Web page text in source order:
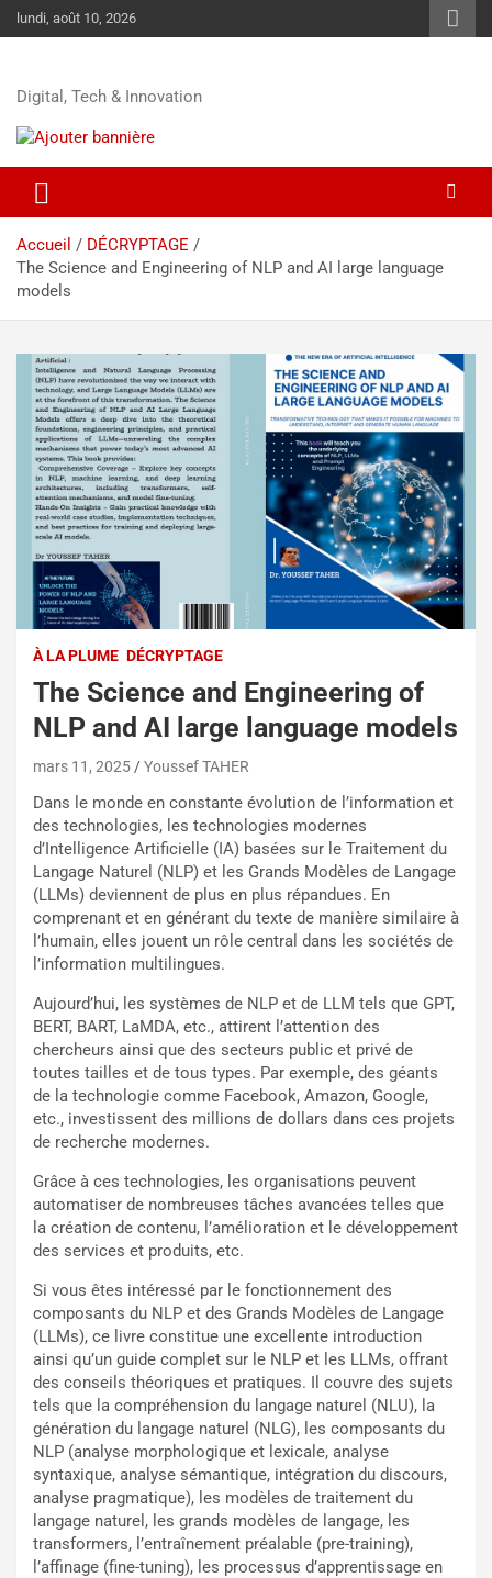
lundi, août 10, 2026
Digital, Tech & Innovation
Accueil
DÉCRYPTAGE
The Science and Engineering of NLP and AI large language
models
À LA PLUME DÉCRYPTAGE
The Science and Engineering of
NLP and AI large language models
mars 11, 2025 Youssef TAHER
Dans le monde en constante évolution de l’information et
des technologies, les technologies modernes
d’Intelligence Artificielle (IA) basées sur le Traitement du
Langage Naturel (NLP) et les Grands Modèles de Langage
(LLMs) deviennent de plus en plus répandues. En
comprenant et en générant du texte de manière similaire à
l’humain, elles jouent un rôle central dans les sociétés de
l’information multilingues.
Aujourd’hui, les systèmes de NLP et de LLM tels que GPT,
BERT, BART, LaMDA, etc., attirent l’attention des
chercheurs ainsi que des secteurs public et privé de
toutes tailles et de tous types. Par exemple, des géants
de la technologie comme Facebook, Amazon, Google,
etc., investissent des millions de dollars dans ces projets
de recherche modernes.
Grâce à ces technologies, les organisations peuvent
automatiser de nombreuses tâches avancées telles que
la création de contenu, l’amélioration et le développement
des services et produits, etc.
Si vous êtes intéressé par le fonctionnement des
composants du NLP et des Grands Modèles de Langage
(LLMs), ce livre constitue une excellente introduction
ainsi qu’un guide complet sur le NLP et les LLMs, offrant
des conseils théoriques et pratiques. Il couvre des sujets
tels que la compréhension du langage naturel (NLU), la
génération du langage naturel (NLG), les composants du
NLP (analyse morphologique et lexicale, analyse
syntaxique, analyse sémantique, intégration du discours,
analyse pragmatique), les modèles de traitement du
langage naturel, les grands modèles de langage, les
transformers, l’entraînement préalable (pre-training),
l’affinage (fine-tuning), les processus d’apprentissage en